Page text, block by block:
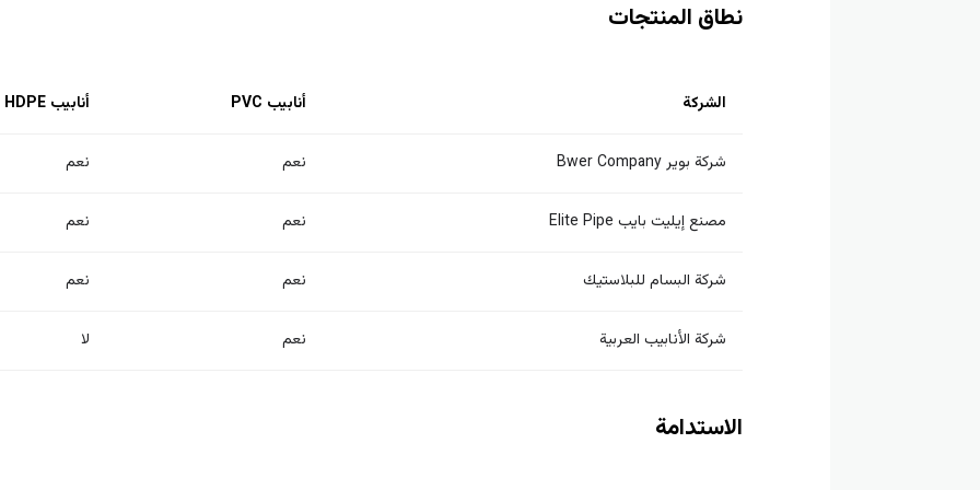
نطاق المنتجات
الشركة أنابيب PVC أنابيب HDPE
شركة بوير Bwer Company نعم نعم
مصنع إيليت بايب Elite Pipe نعم نعم
شركة البسام للبلاستيك نعم نعم
شركة الأنابيب العربية نعم لا
الاستدامة